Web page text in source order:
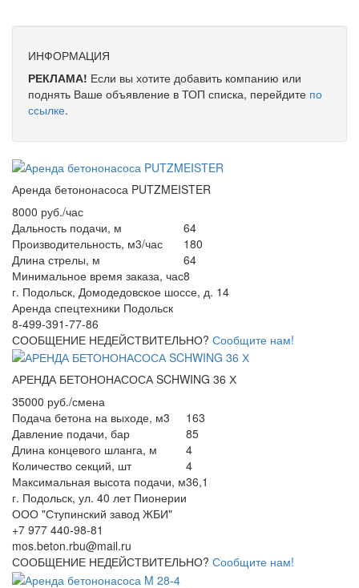
ИНФОРМАЦИЯ
РЕКЛАМА! Если вы хотите добавить компанию или
поднять Ваше объявление в ТОП списка, перейдите по
ссылке.
Аренда бетононасоса PUTZMEISTER
8000 руб./час
Дальность подачи, м
64
Производительность, м3/час
180
Длина стрелы, м
64
Минимальное время заказа, час8
г. Подольск, Домодедовское шоссе, д. 14
Аренда спецтехники Подольск
8-499-391-77-86
СООБЩЕНИЕ НЕДЕЙСТВИТЕЛЬНО? Сообщите нам!
АРЕНДА БЕТОНОНАСОСА SCHWING 36 Х
35000 руб./смена
Подача бетона на выходе, м3
163
Давление подачи, бар
85
Длина концевого шланга, м
4
Количество секций, шт
4
Максимальная высота подачи, м36,1
г. Подольск, ул. 40 лет Пионерии
ООО "Ступинский завод ЖБИ"
+7 977 440-98-81
mos.beton.rbu@mail.ru
СООБЩЕНИЕ НЕДЕЙСТВИТЕЛЬНО? Сообщите нам!